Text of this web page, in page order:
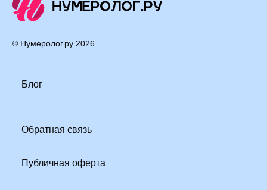
© Нумеролог.ру 2026
Блог
Обратная связь
Публичная оферта